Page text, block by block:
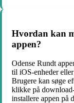
Hvordan kan
appen?
Odense Rundt
til iOS-enheder
Brugere kan søge
klikke på
installere appen på